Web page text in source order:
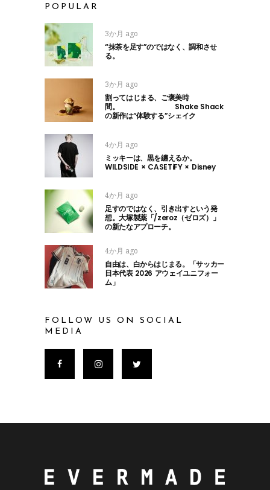
POPULAR
3か月 ago
“抹茶を足す”のではなく、調和させ
る。
3か月 ago
割ってはじまる、ご褒美時
間。 Shake Shack
の新作は“体験する”シェイク
4か月 ago
ミッキーは、黒を纏えるか。
WILDSIDE × CASETiFY × Disney
4か月 ago
足すのではなく、引き出すという発
想。大塚製薬「/zeroz（ゼロズ）」
の新たなアプローチ。
4か月 ago
自由は、白からはじまる。「サッカー
日本代表 2026 アウェイユニフォー
ム」
FOLLOW US ON SOCIAL
MEDIA